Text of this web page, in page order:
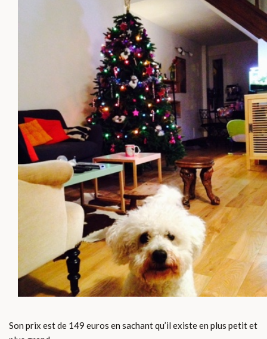
Son prix est de 149 euros en sachant qu’il existe en plus petit et